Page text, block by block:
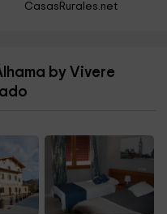
12,4 km
12,6 km
CasasRurales.net
by Vivere